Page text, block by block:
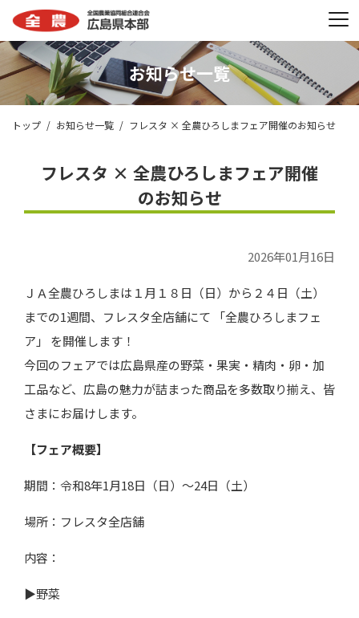
お知らせ一覧
トップ お知らせ一覧 フレスタ × 全農ひろしまフェア開催のお知らせ
フレスタ × 全農ひろしまフェア開催
のお知らせ
2026年01月16日
ＪＡ全農ひろしまは１月１８日（日）から２４日（土）
までの1週間、フレスタ全店舗にて 「全農ひろしまフェ
ア」 を開催します！
今回のフェアでは広島県産の野菜・果実・精肉・卵・加
工品など、広島の魅力が詰まった商品を多数取り揃え、皆
さまにお届けします。
【フェア概要】
期間：令和8年1月18日（日）～24日（土）
場所：フレスタ全店舗
内容：
▶野菜